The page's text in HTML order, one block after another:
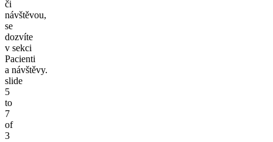
či
návštěvou,
se
dozvíte
v sekci
Pacienti
a návštěvy.
slide
5
to
7
of
3